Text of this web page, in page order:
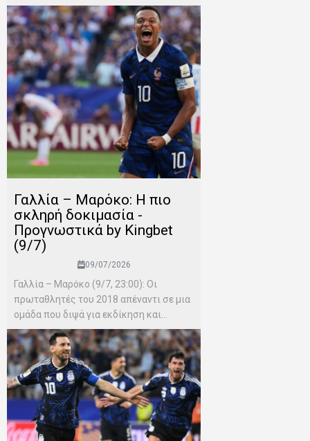
Γαλλία – Μαρόκο: Η πιο
σκληρή δοκιμασία -
Προγνωστικά by Kingbet
(9/7)
09/07/2026
Γαλλία – Μαρόκο (9/7, 23:00): Οι
πρωταθλητές του 2018 απέναντι σε μια
ομάδα που διψά για εκδίκηση και...